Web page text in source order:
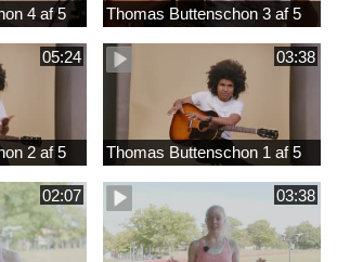
4 af 5 Thomas Buttenschon 3 af 5
05:24
2 af 5
03:38
Thomas Buttenschon 1 af 5
02:07 03:38